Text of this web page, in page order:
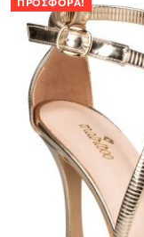
ΠΡΟΣΦΟΡΆ!